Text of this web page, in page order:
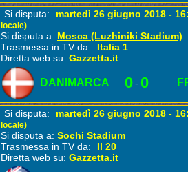
Si disputa: martedì 26 giugno 2018 -
locale)
Si disputa a: Mosca (Luzhiniki Stadium)
Trasmessa in TV da:
Italia 1
Diretta web su: Gazzetta.it
DANIMARCA 0- 0
Si disputa: martedì 26 giugno 2018 -
locale)
Si disputa a: Sochi Stadium
Trasmessa in TV da:
Il 20
Diretta web su: Gazzetta.it